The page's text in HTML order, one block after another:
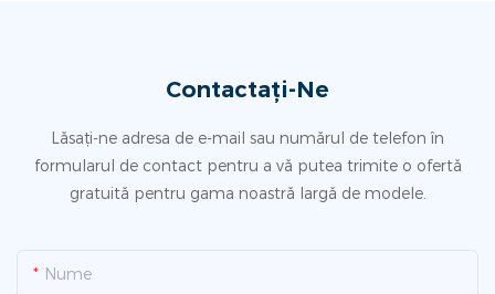
Contactați-Ne
Lăsați-ne adresa de e-mail sau numărul de telefon în
formularul de contact pentru a vă putea trimite o ofertă
gratuită pentru gama noastră largă de modele.
Nume